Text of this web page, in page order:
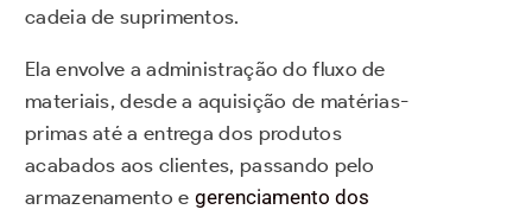
cadeia de suprimentos.
Ela envolve a administração do fluxo de
materiais, desde a aquisição de matérias-
primas até a entrega dos produtos
acabados aos clientes, passando pelo
armazenamento e gerenciamento dos